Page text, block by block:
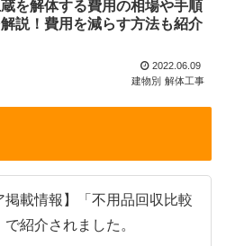
を解体する費用の相場や手順
説！費用を減らす方法も紹介
2022.06.09
建物別 解体工事
掲載情報】「不用品回収比較
紹介されました。